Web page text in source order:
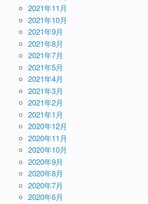
2021年11月
2021年10月
2021年9月
2021年8月
2021年7月
2021年5月
2021年4月
2021年3月
2021年2月
2021年1月
2020年12月
2020年11月
2020年10月
2020年9月
2020年8月
2020年7月
2020年6月